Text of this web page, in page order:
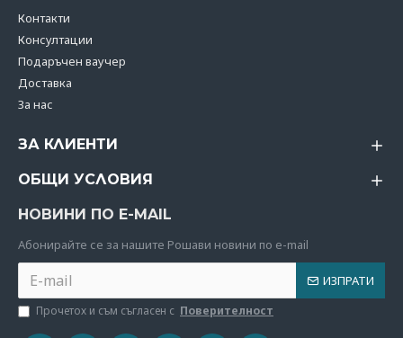
Контакти
Консултации
Подаръчен ваучер
Доставка
За нас
ЗА КЛИЕНТИ
ОБЩИ УСЛОВИЯ
НОВИНИ ПО E-MAIL
Абoнирайте се за нашите Рошави новини по e-mail
ИЗПРАТИ
Прочетох и съм съгласен с Поверителност